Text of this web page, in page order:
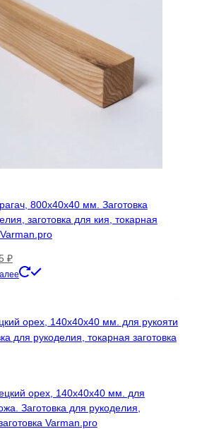
800х40х40 мм. Заготовка
заготовка для кия, токарная
Varman.pro
₽.
₽Текущая
цена:
орех, 140х40х40 мм. для
Заготовка для рукоделия,
Varman.pro